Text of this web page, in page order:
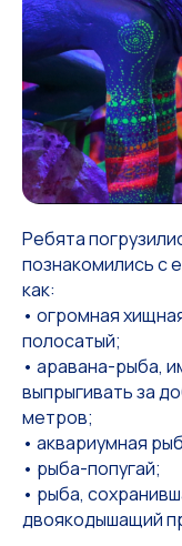
Ребята
познакомились с
как:
• огромная
полосатый;
• аравана-рыба,
выпрыгивать за
метров;
• аквариумная
• рыба-попугай;
• рыба,
двоякодышащий